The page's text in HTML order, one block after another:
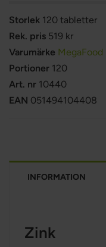
Storlek 120 tabletter
Rek. pris 519 kr
Varumärke MegaFood
Portioner 120
Art. nr 10440
EAN 051494104408
INFORMATION
Zink